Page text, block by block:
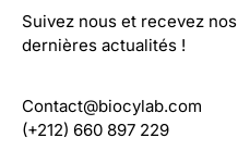
Suivez nous et recevez nos
dernières actualités !
Contact@biocylab.com
(+212) 660 897 229